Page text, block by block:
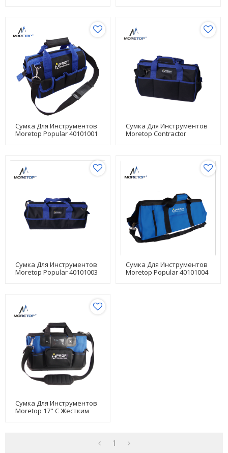
Сумка Для Инструментов
Moretop Popular 40101001
Сумка Для Инструментов
Moretop Contractor
Сумка Для Инструментов
Moretop Popular 40101003
Сумка Для Инструментов
Moretop Popular 40101004
Сумка Для Инструментов
Moretop 17" С Жестким
1